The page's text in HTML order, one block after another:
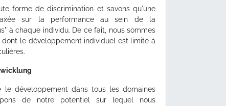
forme de discrimination et savons qu'une
sur la performance au sein de la
à chaque individu. De ce fait, nous sommes
dont le développement individuel est limité à
le développement dans tous les domaines
de notre potentiel sur lequel nous